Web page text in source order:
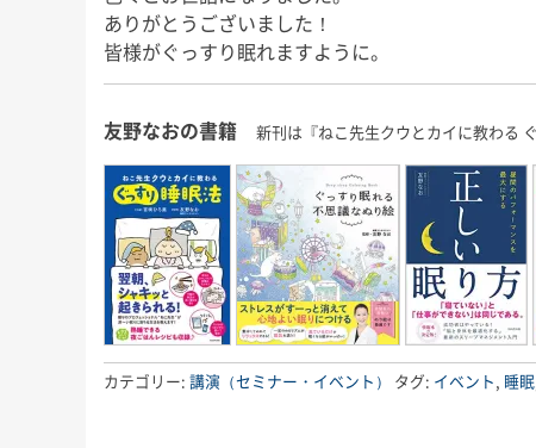
ありがとうございました！
皆様がぐっすり眠れますように。
友野なおの書籍 新刊は『ねこ先生クウとカイに教わる
カテゴリー: 講演（セミナー・イベント） タグ: イベント 睡眠